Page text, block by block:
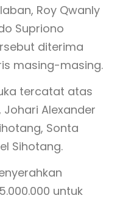
Roy Qwanly
Supriono
diterima
masing-masing.
tercatat atas
Johari Alexander
Sonta
Sihotang.
untuk